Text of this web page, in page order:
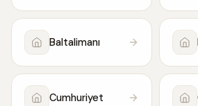
Baltalimanı
Cumhuriyet